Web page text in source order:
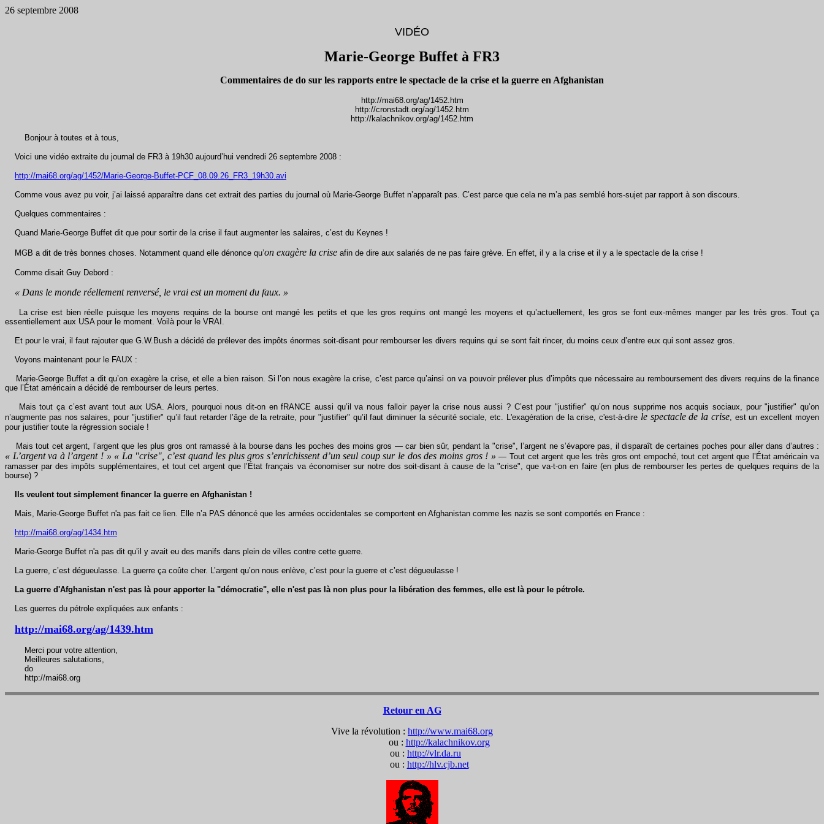
26 septembre 2008
VIDÉO
Marie-George Buffet à FR3
Commentaires de do sur les rapports entre le spectacle de la crise et la guerre en Afghanistan
http://mai68.org/ag/1452.htm
http://cronstadt.org/ag/1452.htm
http://kalachnikov.org/ag/1452.htm
Bonjour à toutes et à tous,
Voici une vidéo extraite du journal de FR3 à 19h30 aujourd’hui vendredi 26 septembre 2008 :
http://mai68.org/ag/1452/Marie-George-Buffet-PCF_08.09.26_FR3_19h30.avi
Comme vous avez pu voir, j’ai laissé apparaître dans cet extrait des parties du journal où Marie-George Buffet n’apparaît pas. C’est parce que cela ne m’a pas semblé hors-sujet par rapport à son discours.
Quelques commentaires :
Quand Marie-George Buffet dit que pour sortir de la crise il faut augmenter les salaires, c’est du Keynes !
MGB a dit de très bonnes choses. Notamment quand elle dénonce qu’on exagère la crise afin de dire aux salariés de ne pas faire grève. En effet, il y a la crise et il y a le spectacle de la crise !
Comme disait Guy Debord :
« Dans le monde réellement renversé, le vrai est un moment du faux. »
La crise est bien réelle puisque les moyens requins de la bourse ont mangé les petits et que les gros requins ont mangé les moyens et qu’actuellement, les gros se font eux-mêmes manger par les très gros. Tout ça
essentiellement aux USA pour le moment. Voilà pour le VRAI.
Et pour le vrai, il faut rajouter que G.W.Bush a décidé de prélever des impôts énormes soit-disant pour rembourser les divers requins qui se sont fait rincer, du moins ceux d’entre eux qui sont assez gros.
Voyons maintenant pour le FAUX :
Marie-George Buffet a dit qu’on exagère la crise, et elle a bien raison. Si l’on nous exagère la crise, c’est parce qu’ainsi on va pouvoir prélever plus d’impôts que nécessaire au remboursement des divers requins de la finance
que l’État américain a décidé de rembourser de leurs pertes.
Mais tout ça c’est avant tout aux USA. Alors, pourquoi nous dit-on en fRANCE aussi qu’il va nous falloir payer la crise nous aussi ? C’est pour "justifier" qu’on nous supprime nos acquis sociaux, pour "justifier" qu’on
n’augmente pas nos salaires, pour "justifier" qu’il faut retarder l’âge de la retraite, pour "justifier" qu’il faut diminuer la sécurité sociale, etc. L'exagération de la crise, c'est-à-dire le spectacle de la crise, est un excellent moyen
pour justifier toute la régression sociale !
Mais tout cet argent, l’argent que les plus gros ont ramassé à la bourse dans les poches des moins gros — car bien sûr, pendant la "crise", l’argent ne s’évapore pas, il disparaît de certaines poches pour aller dans d’autres :
« L’argent va à l’argent ! » « La "crise", c’est quand les plus gros s’enrichissent d’un seul coup sur le dos des moins gros ! » — Tout cet argent que les très gros ont empoché, tout cet argent que l’État américain va
ramasser par des impôts supplémentaires, et tout cet argent que l’État français va économiser sur notre dos soit-disant à cause de la "crise", que va-t-on en faire (en plus de rembourser les pertes de quelques requins de la
bourse) ?
Ils veulent tout simplement financer la guerre en Afghanistan !
Mais, Marie-George Buffet n'a pas fait ce lien. Elle n’a PAS dénoncé que les armées occidentales se comportent en Afghanistan comme les nazis se sont comportés en France :
http://mai68.org/ag/1434.htm
Marie-George Buffet n'a pas dit qu’il y avait eu des manifs dans plein de villes contre cette guerre.
La guerre, c’est dégueulasse. La guerre ça coûte cher. L’argent qu’on nous enlève, c’est pour la guerre et c’est dégueulasse !
La guerre d'Afghanistan n'est pas là pour apporter la "démocratie", elle n'est pas là non plus pour la libération des femmes, elle est là pour le pétrole.
Les guerres du pétrole expliquées aux enfants :
http://mai68.org/ag/1439.htm
Merci pour votre attention,
Meilleures salutations,
do
http://mai68.org
Retour en AG
Vive la révolution : http://www.mai68.org
ou : http://kalachnikov.org
ou : http://vlr.da.ru
ou : http://hlv.cjb.net